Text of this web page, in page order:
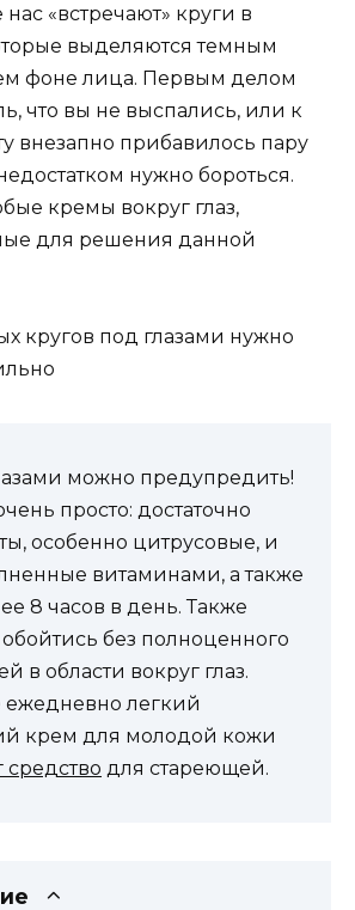
нас «встречают» круги в
выделяются темным
фоне лица. Первым делом
что вы не выспались, или к
внезапно прибавилось пару
нужно бороться.
кремы вокруг глаз,
для решения данной
можно предупредить!
просто: достаточно
особенно цитрусовые, и
витаминами, а также
8 часов в день. Также
без полноценного
в области вокруг глаз.
ежедневно легкий
крем для молодой кожи
для стареющей.